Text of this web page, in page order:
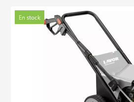
En stock